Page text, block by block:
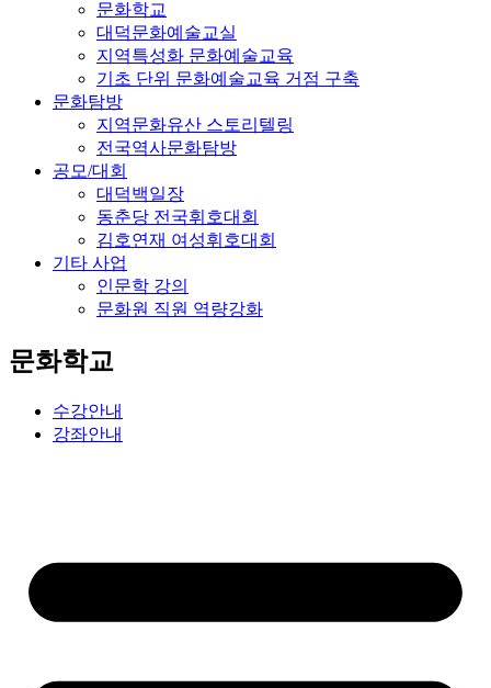
문화학교
대덕문화예술교실
지역특성화 문화예술교육
기초 단위 문화예술교육 거점 구축
문화탐방
지역문화유산 스토리텔링
전국역사문화탐방
공모/대회
대덕백일장
동춘당 전국휘호대회
김호연재 여성휘호대회
기타 사업
인문학 강의
문화원 직원 역량강화
문화학교
수강안내
강좌안내